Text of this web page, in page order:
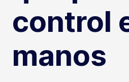
control
manos